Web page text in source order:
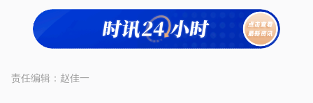
责任编辑： 赵佳一